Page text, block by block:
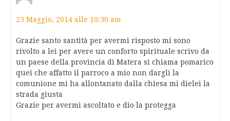
23 Maggio, 2014 alle 10:30 am
Grazie santo santità per avermi risposto mi sono
rivolto a lei per avere un conforto spirituale scrivo da
un paese della provincia di Matera si chiama pomarico
quei che affatto il parroco a mio non dargli la
comunione mi ha allontanato dalla chiesa mi dielei la
strada giusta
Grazie per avermi ascoltato e dio la protegga